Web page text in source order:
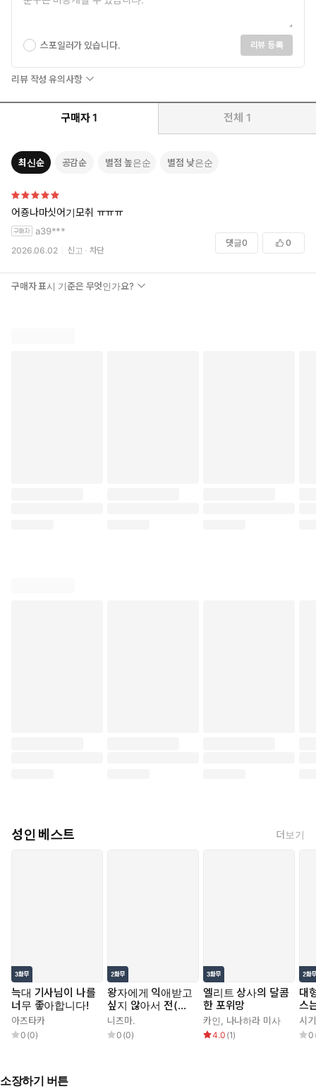
스포일러가 있습니다. 리뷰 등록
리뷰 작성 유의사항
구매자 1 전체 1
최신순 공감순 별점 높은순 별점 낮은순
어죵나마싯어기모취 ㅠㅠㅠ
a39***
2026.06.02 신고 차단
댓글0 0
구매자 표시 기준은 무엇인가요?
성인 베스트 더보기
늑대 기사님이 나를
너무 좋아합니다!
아즈타카
0 (0)
왕자에게 익애받고
싶지 않아서 전(前)
프린세스지만 남장
집사가 되겠습니다!
초야편
니즈마.
0 (0)
엘리트 상사의 달콤
한 포위망
카인, 나나하라 미사
4.0 (1)
대
스
시
0
소장하기 버튼